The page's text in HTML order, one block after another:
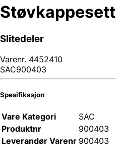
Støvkappesett
Slitedeler
Varenr. 4452410
SAC900403
Spesifikasjon
Vare Kategori
SAC
Produktnr
900403
Leverandør Varenr 900403